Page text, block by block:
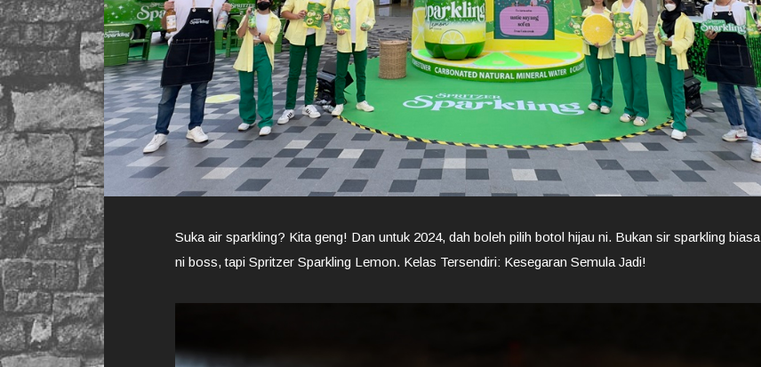
Suka air sparkling? Kita geng! Dan untuk 2024, dah boleh pilih botol hijau ni. Bukan sir sparkling biasa
ni boss, tapi Spritzer Sparkling Lemon. Kelas Tersendiri: Kesegaran Semula Jadi!